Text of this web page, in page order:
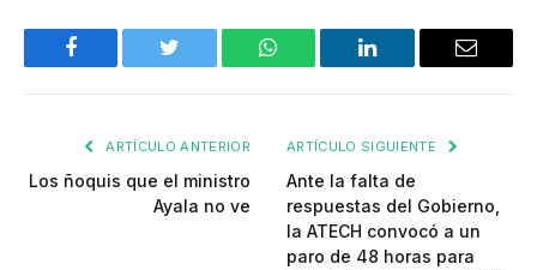
Facebook Twitter WhatsApp LinkedIn Email
ARTÍCULO ANTERIOR
Los ñoquis que el ministro
Ayala no ve
ARTÍCULO SIGUIENTE
Ante la falta de
respuestas del Gobierno,
la ATECH convocó a un
paro de 48 horas para